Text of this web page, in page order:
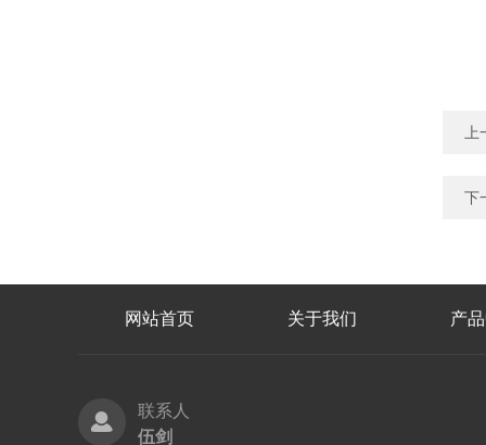
下
网站首页 关于我们 产
联系人
伍剑